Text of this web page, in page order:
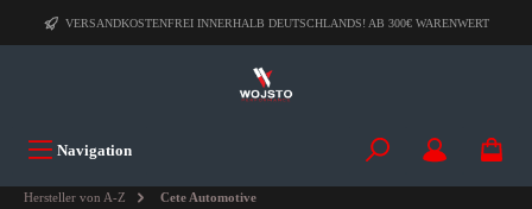
VERSANDKOSTENFREI INNERHALB DEUTSCHLANDS! AB 300€ WARENWERT
Navigation
Hersteller von A-Z Cete Automotive